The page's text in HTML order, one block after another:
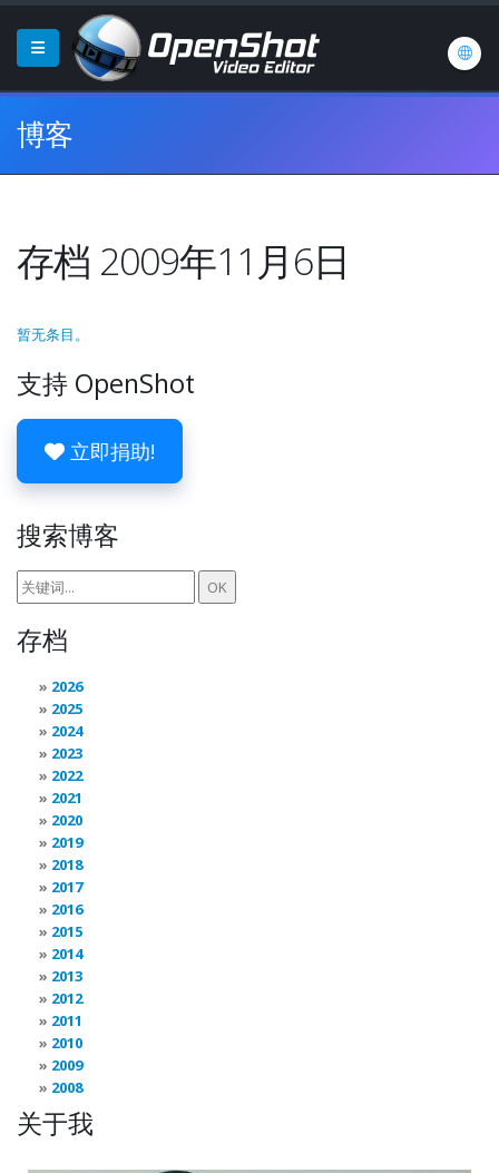
博客
存档 2009年11月6日
暂无条目。
支持 OpenShot
立即捐助!
搜索博客
存档
2026
2025
2024
2023
2022
2021
2020
2019
2018
2017
2016
2015
2014
2013
2012
2011
2010
2009
2008
关于我